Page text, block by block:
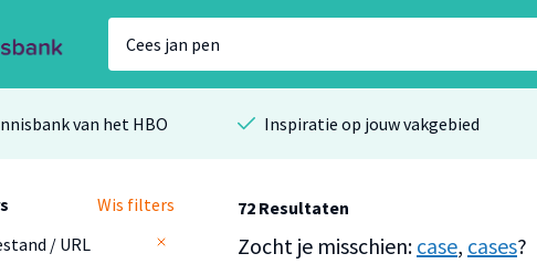
van het HBO Inspiratie op jouw vakgebied
Wis filters
/ URL
72 Resultaten
Zocht je misschien: case, cases?